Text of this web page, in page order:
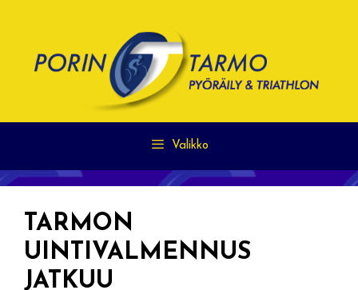
Valikko
TARMON
UINTIVALMENNUS
JATKUU